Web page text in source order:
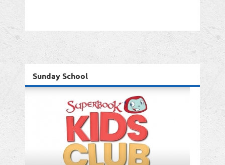
Sunday School